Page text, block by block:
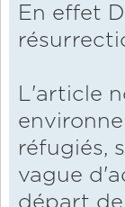
En effet
L'article
réfugiés,
vague